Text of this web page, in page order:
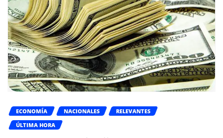
ECONOMÍA NACIONALES
RELEVANTES
ÚLTIMA HORA